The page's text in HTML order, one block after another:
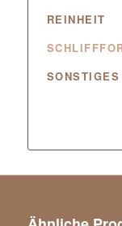
REINHEIT
SONSTIGES